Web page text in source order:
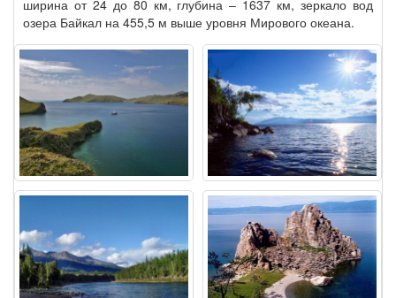
ширина от 24 до 80 км, глубина – 1637 км, зеркало вод
озера Байкал на 455,5 м выше уровня Мирового океана.